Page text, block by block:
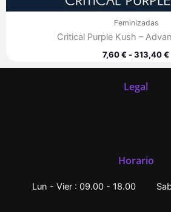
Feminizadas
Critical Purple Kush –
7,60€-313,40€
Legal
Horario
Lun - Vier : 09.00 - 18.00